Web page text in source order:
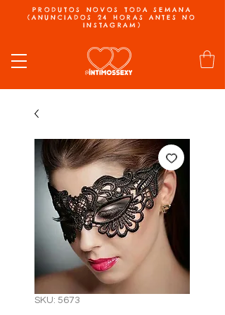
PRODUTOS NOVOS TODA SEMANA
(ANUNCIADOS 24 HORAS ANTES NO
INSTAGRAM)
SKU: 5673